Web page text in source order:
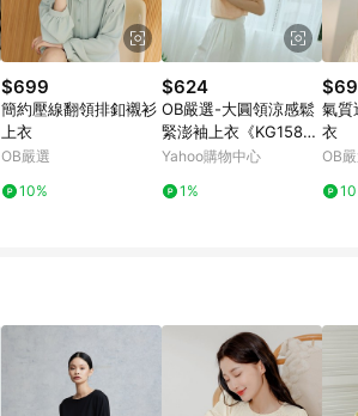
$699
簡約壓線翻領排釦襯衫
上衣
OB嚴選
10%
$624
OB嚴選-大圓領涼感鬆
緊澎袖上衣《KG1587
-》
Yahoo購物中心
1%
氣質
衣
OB